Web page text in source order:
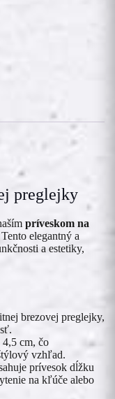
preglejky
príveskom na
Tento elegantný a
a estetiky,
brezovej preglejky,
cm, čo
vzhľad.
prívesok dĺžku
na kľúče alebo